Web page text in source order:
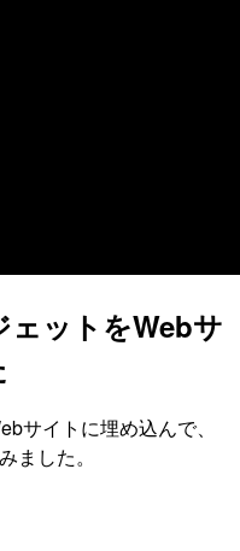
ットをWebサ
サイトに埋め込んで、
ました。